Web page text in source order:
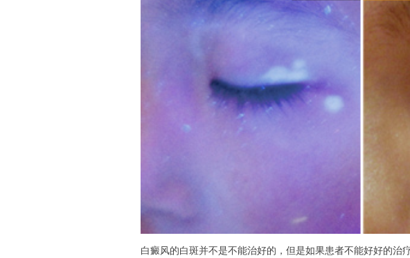
白癜风的白斑并不是不能治好的，但是如果患者不能好好的治